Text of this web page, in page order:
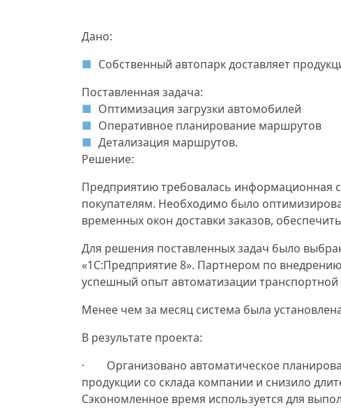
Дано:
Собственный автопарк доставляет
Поставленная задача:
Оптимизация загрузки автомобилей
Оперативное планирование маршрутов
Детализация маршрутов.
Решение:
Предприятию требовалась информационная
покупателям. Необходимо было
временных окон доставки заказов,
Для решения поставленных задач было
«1С:Предприятие 8». Партнером по
успешный опыт автоматизации транспортной
Менее чем за месяц система была
В результате проекта:
· Организовано автоматическое
продукции со склада компании и снизило
Сэкономленное время используется для